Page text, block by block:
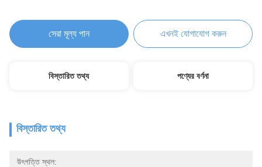
সেরা মূল্য পান এখনই যোগাযোগ করুন
বিস্তারিত তথ্য পণ্যের বর্ণনা
বিস্তারিত তথ্য
উৎপত্তি স্থল: